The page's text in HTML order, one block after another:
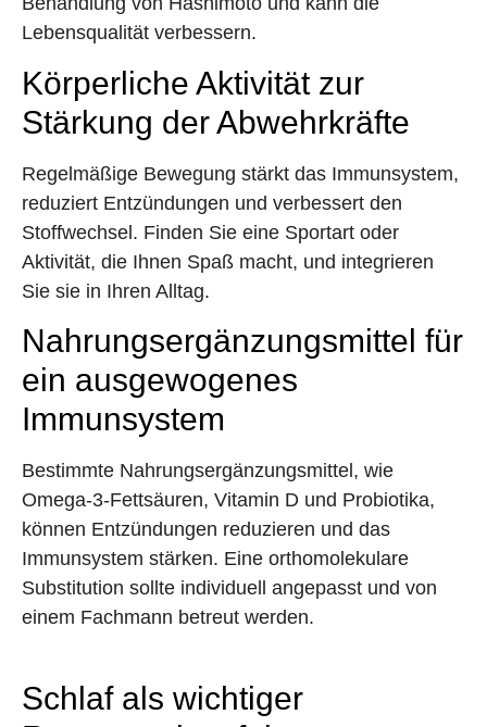
Lebensqualität verbessern.
Körperliche Aktivität zur
Stärkung der Abwehrkräfte
Regelmäßige Bewegung stärkt das Immunsystem,
reduziert Entzündungen und verbessert den
Stoffwechsel. Finden Sie eine Sportart oder
Aktivität, die Ihnen Spaß macht, und integrieren
Sie sie in Ihren Alltag.
Nahrungsergänzungsmittel für
ein ausgewogenes
Immunsystem
Bestimmte Nahrungsergänzungsmittel, wie
Omega-3-Fettsäuren, Vitamin D und Probiotika,
können Entzündungen reduzieren und das
Immunsystem stärken. Eine orthomolekulare
Substitution sollte individuell angepasst und von
einem Fachmann betreut werden.
Schlaf als wichtiger